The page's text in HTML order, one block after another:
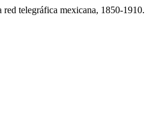
telegráfica mexicana, 1850-1910.